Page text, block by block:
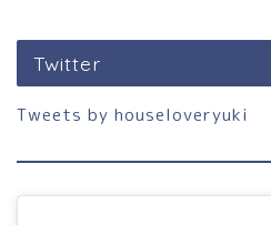
Twitter
Tweets by houseloveryuki